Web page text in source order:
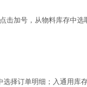
加号，从物料库存中
择订单明细；入通用库